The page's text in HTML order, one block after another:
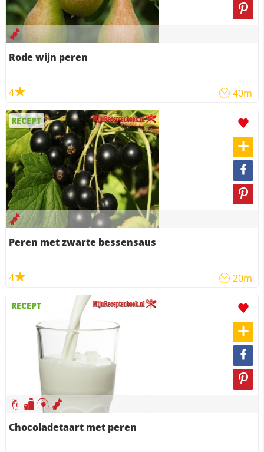
Rode wijn peren
4 40m
RECEPT
Peren met zwarte bessensaus
4 20m
RECEPT
Chocoladetaart met peren